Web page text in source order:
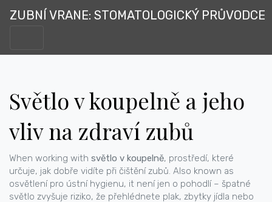
ZUBNÍ VRANE: STOMATOLOGICKÝ PRŮVODCE
Světlo v koupelně a jeho
vliv na zdraví zubů
When working with světlo v koupelně, prostředí, které
určuje, jak dobře vidíte při čištění zubů. Also known as
osvětlení pro ústní hygienu, it není jen o pohodlí – špatné
světlo zvyšuje riziko, že přehlédnete plak, zbytky jídla nebo